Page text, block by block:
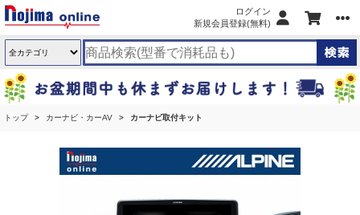
ログイン
新規会員登録(無料)
トップ カーナビ・カーAV カーナビ取付キット